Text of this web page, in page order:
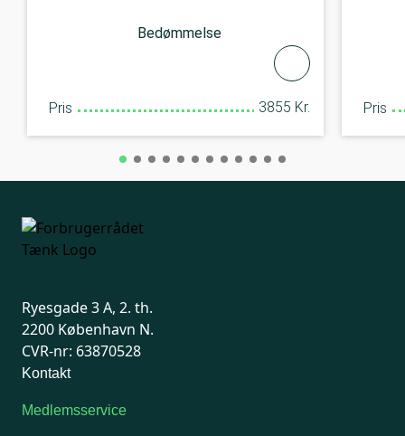
Bedømmelse
Pris 3855 Kr. Pris
Ryesgade 3 A, 2. th.
2200 København N.
CVR-nr: 63870528
Kontakt
Medlemsservice